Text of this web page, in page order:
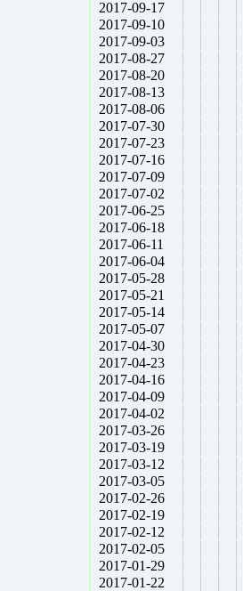
2017-09-17
2017-09-10
2017-09-03
2017-08-27
2017-08-20
2017-08-13
2017-08-06
2017-07-30
2017-07-23
2017-07-16
2017-07-09
2017-07-02
2017-06-25
2017-06-18
2017-06-11
2017-06-04
2017-05-28
2017-05-21
2017-05-14
2017-05-07
2017-04-30
2017-04-23
2017-04-16
2017-04-09
2017-04-02
2017-03-26
2017-03-19
2017-03-12
2017-03-05
2017-02-26
2017-02-19
2017-02-12
2017-02-05
2017-01-29
2017-01-22